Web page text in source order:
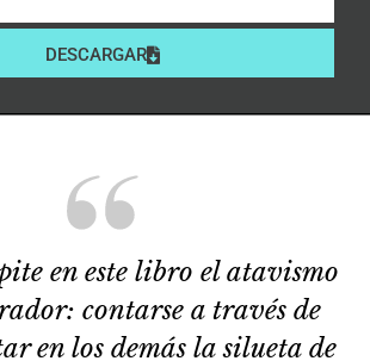
DESCARGAR
en este libro el atavismo
contarse a través de
en los demás la silueta de